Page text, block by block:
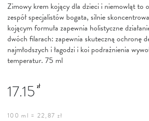
Zimowy krem kojący dla dzieci i niemowląt to
zespół specjalistów bogata, silnie
kojącym formuła zapewnia holistyczne
dwóch filarach: zapewnia skuteczną ochronę
najmłodszych i łagodzi i koi podrażnienia
temperatur. 75 ml
17.15 zł
100 ml = 22,87 zł